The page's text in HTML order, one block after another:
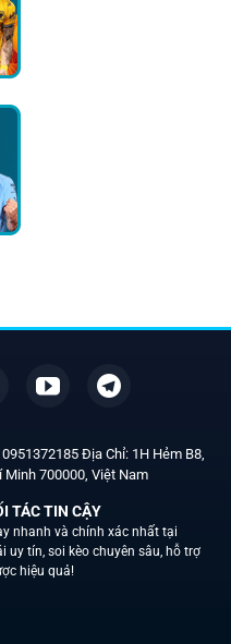
0951372185Địa Chỉ: 1H Hẻm B8,
Minh 700000 , Việt Nam
TÁC TIN CẬY
nhanh và chính xác nhất tại
uy tín, soi kèo chuyên sâu, hỗ trợ
hiệu quả!